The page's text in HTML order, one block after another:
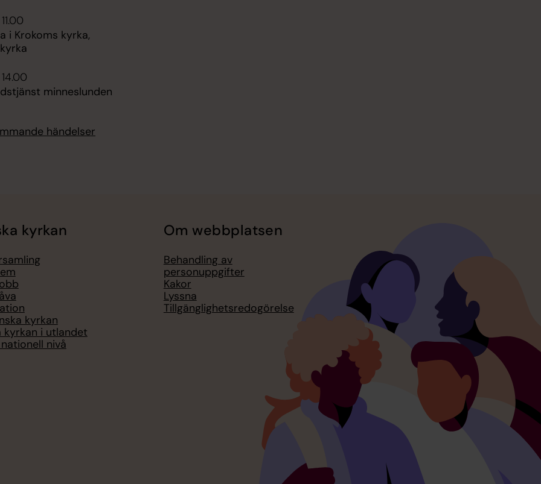
i Krokoms kyrka,
minneslunden
händelser
kyrkan
kyrkan
kyrkan i utlandet
nivå
Om webbplatsen
Behandling av
personuppgifter
Kakor
Lyssna
Tillgänglighetsredogörelse